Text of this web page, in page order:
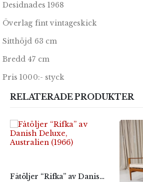
Desidnades 1968
Överlag fint vintageskick
Sitthöjd 63 cm
Bredd 47 cm
Pris 1000:- styck
RELATERADE PRODUKTER
Fåtöljer “Rifka” av Danish Deluxe, Australien (1966)